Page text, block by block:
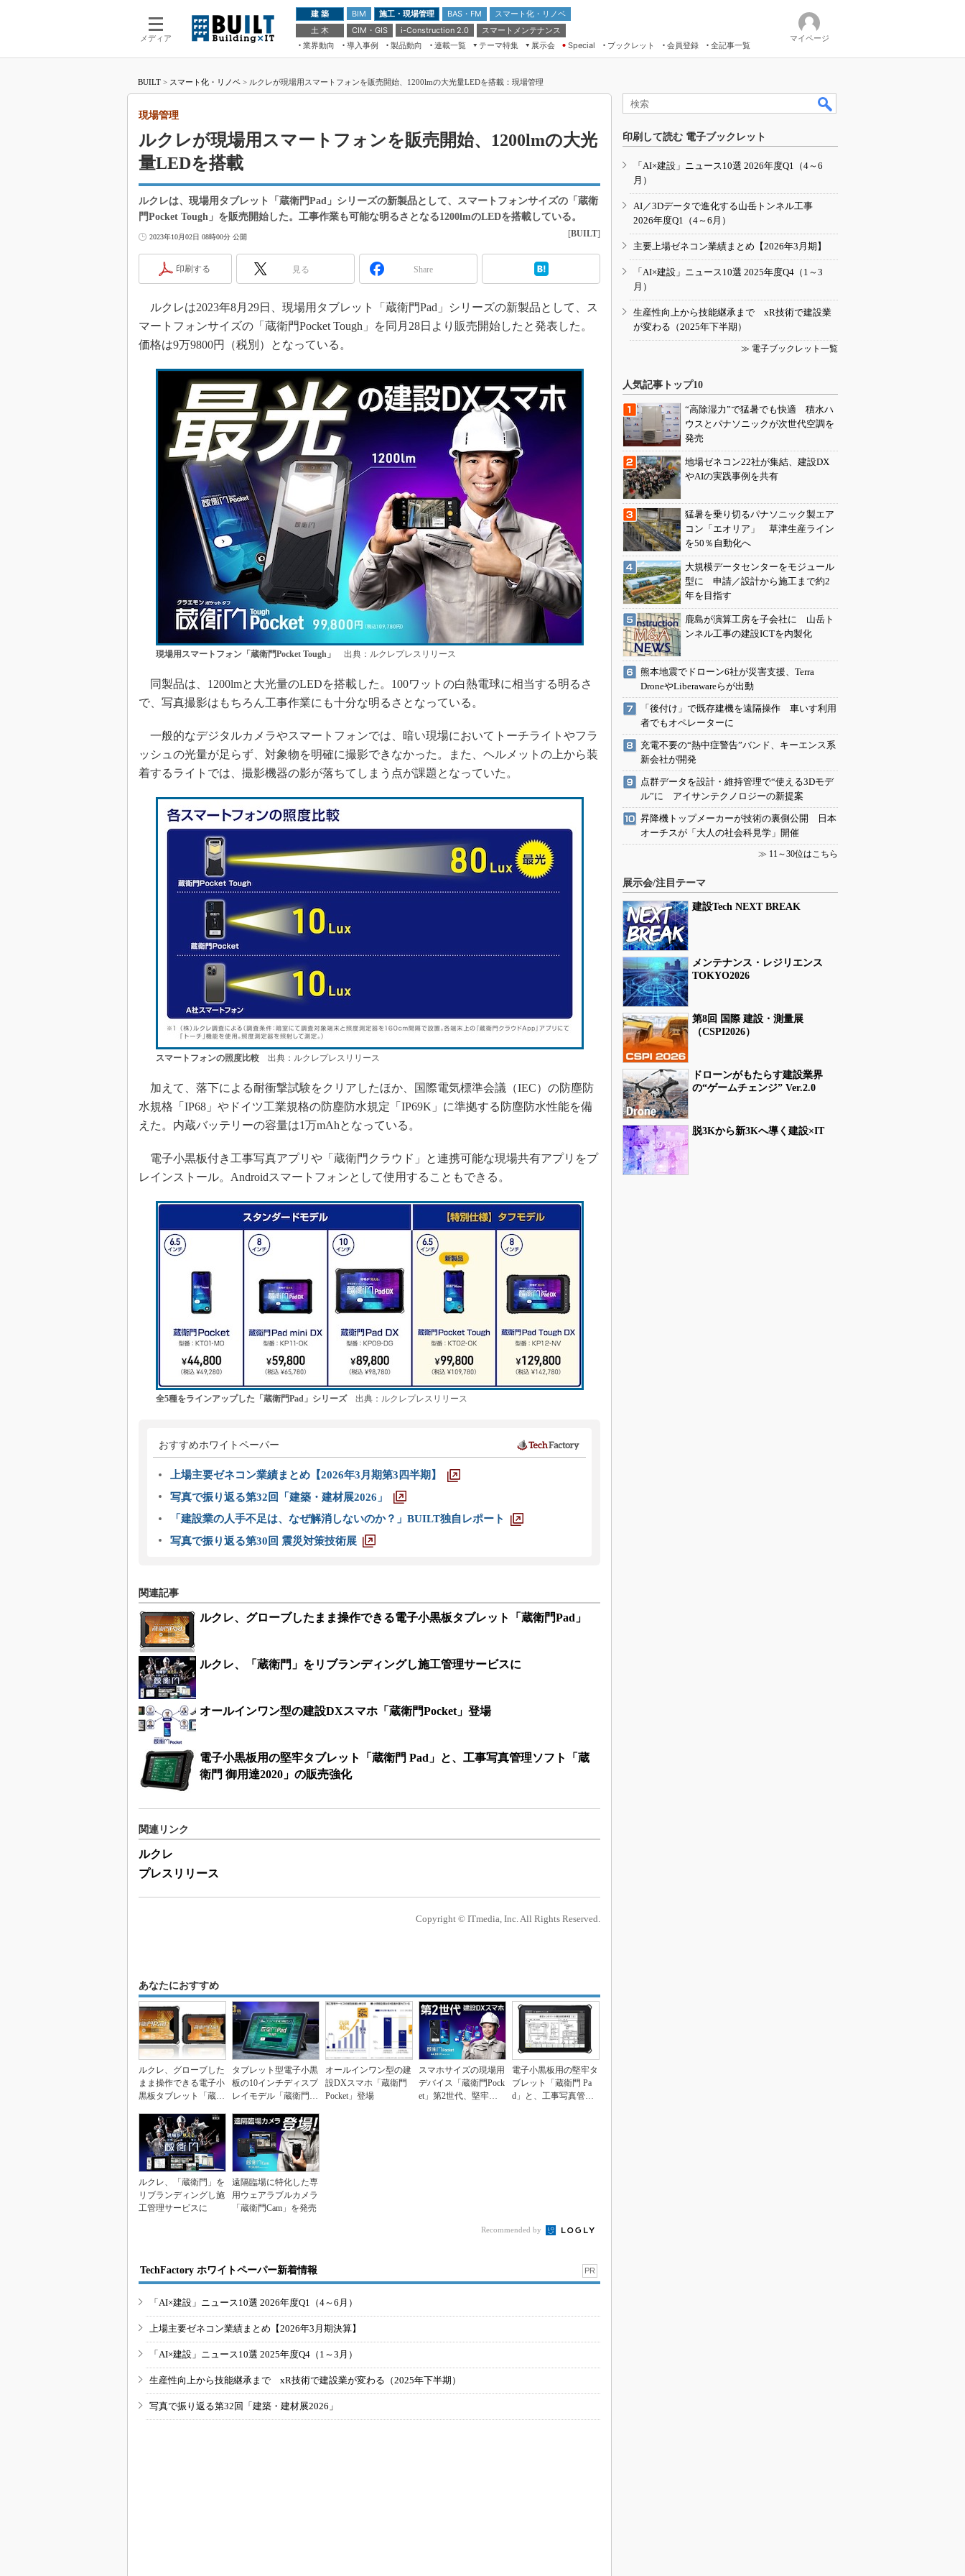
メディア
建 築 BIM 施工・現場管理 BAS・FM
スマート化・リノベ
土 木
CIM・GIS i-Construction 2.0
スマートメンテナンス
業界動向
導入事例 製品動向 連載一覧
テーマ特集
ドローンがもたらす建設業界の“ゲー
ムチェンジ” Ver.2.0
“Society5.0”時代のスマートビル
展示会
第8回 国際 建設・測量展
築・土木・不動産の先端技術展－
メンテナンス・レジリエンスOSAKA
2020
日本 ものづくりワールド 2020
IGAS2018
Special ブックレット 会員登録 全記事一覧
マイページ
BUILT > スマート化・リノベ > ルクレが現場用スマートフォンを販売開始、1200lmの大光量LEDを搭載：現場管理
ルクレが現場用スマートフォンを販売開始、1200lmの大光
量LEDを搭載
現場管理
ルクレは、現場用タブレット「蔵衛門Pad」シリーズの新製品として、スマートフォンサイズの「蔵衛
門Pocket Tough」を販売開始した。工事作業も可能な明るさとなる1200lmのLEDを搭載している。
2023年10月02日 08時00分 公開 [BUILT]
印刷する 見る Share
ルクレは2023年8月29日、現場用タブレット「蔵衛門Pad」シリーズの新製品として、ス
マートフォンサイズの「蔵衛門Pocket Tough」を同月28日より販売開始したと発表した。
価格は9万9800円（税別）となっている。
現場用スマートフォン「蔵衛門Pocket Tough」 出典：ルクレプレスリリース
同製品は、1200lmと大光量のLEDを搭載した。100ワットの白熱電球に相当する明るさ
で、写真撮影はもちろん工事作業にも十分な明るさとなっている。
一般的なデジタルカメラやスマートフォンでは、暗い現場においてトーチライトやフラ
ッシュの光量が足らず、対象物を明確に撮影できなかった。また、ヘルメットの上から装
着するライトでは、撮影機器の影が落ちてしまう点が課題となっていた。
スマートフォンの照度比較出典：ルクレプレスリリース
加えて、落下による耐衝撃試験をクリアしたほか、国際電気標準会議（IEC）の防塵防
水規格「IP68」やドイツ工業規格の防塵防水規定「IP69K」に準拠する防塵防水性能を備
えた。内蔵バッテリーの容量は1万mAhとなっている。
電子小黒板付き工事写真アプリや「蔵衛門クラウド」と連携可能な現場共有アプリをプ
レインストール。Androidスマートフォンとして使用することもできる。
全5種をラインアップした「蔵衛門Pad」シリーズ出典：ルクレプレスリリース
おすすめホワイトペーパー
上場主要ゼネコン業績まとめ【2026年3月期第3四半期】
写真で振り返る第32回「建築・建材展2026」
「建設業の人手不足は、なぜ解消しないのか？」BUILT独自レポート
写真で振り返る第30回 震災対策技術展
関連記事
ルクレ、グローブしたまま操作できる電子小黒板タブレット「蔵衛門Pad」
ルクレ、「蔵衛門」をリブランディングし施工管理サービスに
オールインワン型の建設DXスマホ「蔵衛門Pocket」登場
電子小黒板用の堅牢タブレット「蔵衛門 Pad」と、工事写真管理ソフト「蔵
衛門 御用達2020」の販売強化
関連リンク
ルクレ
プレスリリース
Copyright © ITmedia, Inc. All Rights Reserved.
あなたにおすすめ
ルクレ、グローブした
まま操作できる電子小
黒板タブレット「蔵衛
タブレット型電子小黒
板の10インチディスプ
レイモデル「蔵衛門Pa
オールインワン型の建
設DXスマホ「蔵衛門
Pocket」登場
スマホサイズの現場用
デバイス「蔵衛門Pock
et」第2世代、堅牢性
電子小黒板用の堅牢タ
ブレット「蔵衛門 Pa
d」と、工事写真管理
ルクレ、「蔵衛門」を
リブランディングし施
工管理サービスに
遠隔臨場に特化した専
用ウェアラブルカメラ
「蔵衛門Cam」を発売
Recommended by
TechFactory ホワイトペーパー新着情報 PR
「AI×建設」ニュース10選 2026年度Q1（4～6月）
上場主要ゼネコン業績まとめ【2026年3月期決算】
「AI×建設」ニュース10選 2025年度Q4（1～3月）
生産性向上から技能継承まで xR技術で建設業が変わる（2025年下半期）
写真で振り返る第32回「建築・建材展2026」
印刷して読む 電子ブックレット
「AI×建設」ニュース10選 2026年度Q1（4～6
月）
AI／3Dデータで進化する山岳トンネル工事
2026年度Q1（4～6月）
主要上場ゼネコン業績まとめ【2026年3月期】
「AI×建設」ニュース10選 2025年度Q4（1～3
月）
生産性向上から技能継承まで xR技術で建設業
が変わる（2025年下半期）
≫ 電子ブックレット一覧
人気記事トップ10
“高除湿力”で猛暑でも快適 積水ハ
ウスとパナソニックが次世代空調を
発売
地場ゼネコン22社が集結、建設DX
やAIの実践事例を共有
猛暑を乗り切るパナソニック製エア
コン「エオリア」 草津生産ライン
を50％自動化へ
大規模データセンターをモジュール
型に 申請／設計から施工まで約2
年を目指す
鹿島が演算工房を子会社に 山岳ト
ンネル工事の建設ICTを内製化
熊本地震でドローン6社が災害支援、Terra
DroneやLiberawareらが出動
「後付け」で既存建機を遠隔操作 車いす利用
者でもオペレーターに
充電不要の“熱中症警告”バンド、キーエンス系
新会社が開発
点群データを設計・維持管理で“使える3Dモデ
ル”に アイサンテクノロジーの新提案
昇降機トップメーカーが技術の裏側公開 日本
オーチスが「大人の社会科見学」開催
≫ 11～30位はこちら
展示会/注目テーマ
建設Tech NEXT BREAK
メンテナンス・レジリエンス
TOKYO2026
第8回 国際 建設・測量展
（CSPI2026）
ドローンがもたらす建設業界
の“ゲームチェンジ” Ver.2.0
脱3Kから新3Kへ導く建設×IT